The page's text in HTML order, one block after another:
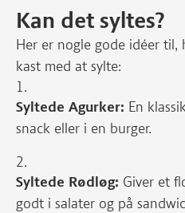
Kan det syltes?
Her er nogle gode idéer til,
kast med at sylte:
Syltede Agurker: En
snack eller i en burger.
Syltede Rødløg: Giver et
godt i salater og på